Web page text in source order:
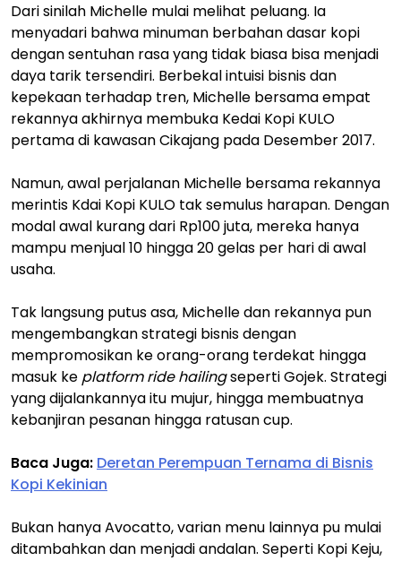
Dari sinilah Michelle mulai melihat peluang. Ia
menyadari bahwa minuman berbahan dasar kopi
dengan sentuhan rasa yang tidak biasa bisa menjadi
daya tarik tersendiri. Berbekal intuisi bisnis dan
kepekaan terhadap tren, Michelle bersama empat
rekannya akhirnya membuka Kedai Kopi KULO
pertama di kawasan Cikajang pada Desember 2017.
Namun, awal perjalanan Michelle bersama rekannya
merintis Kdai Kopi KULO tak semulus harapan. Dengan
modal awal kurang dari Rp100 juta, mereka hanya
mampu menjual 10 hingga 20 gelas per hari di awal
usaha.​
Tak langsung putus asa, Michelle dan rekannya pun
mengembangkan strategi bisnis dengan
mempromosikan ke orang-orang terdekat hingga
masuk ke platform ride hailingseperti Gojek. Strategi
yang dijalankannya itu mujur, hingga membuatnya
kebanjiran pesanan hingga ratusan cup.
Baca Juga: Deretan Perempuan Ternama di Bisnis
Kopi Kekinian
Bukan hanya Avocatto, varian menu lainnya pu mulai
ditambahkan dan menjadi andalan. Seperti Kopi Keju,